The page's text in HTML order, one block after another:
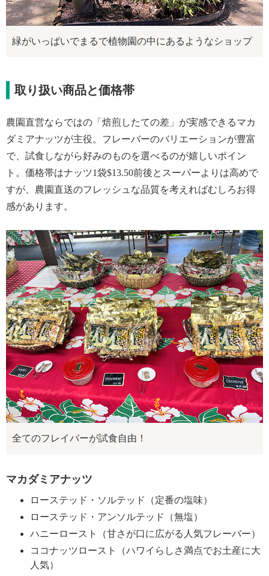
緑がいっぱいでまるで植物園の中にあるようなショップ
取り扱い商品と価格帯
農園直営ならではの「焙煎したての差」が実感できるマカ
ダミアナッツが主役。フレーバーのバリエーションが豊富
で、試食しながら好みのものを選べるのが嬉しいポイン
ト。価格帯はナッツ1袋$13.50前後とスーパーよりは高めで
すが、農園直送のフレッシュな品質を考えればむしろお得
感があります。
全てのフレイバーが試食自由！
マカダミアナッツ
ローステッド・ソルテッド（定番の塩味）
ローステッド・アンソルテッド（無塩）
ハニーロースト（甘さが口に広がる人気フレーバー）
ココナッツロースト（ハワイらしさ満点でお土産に大
人気）